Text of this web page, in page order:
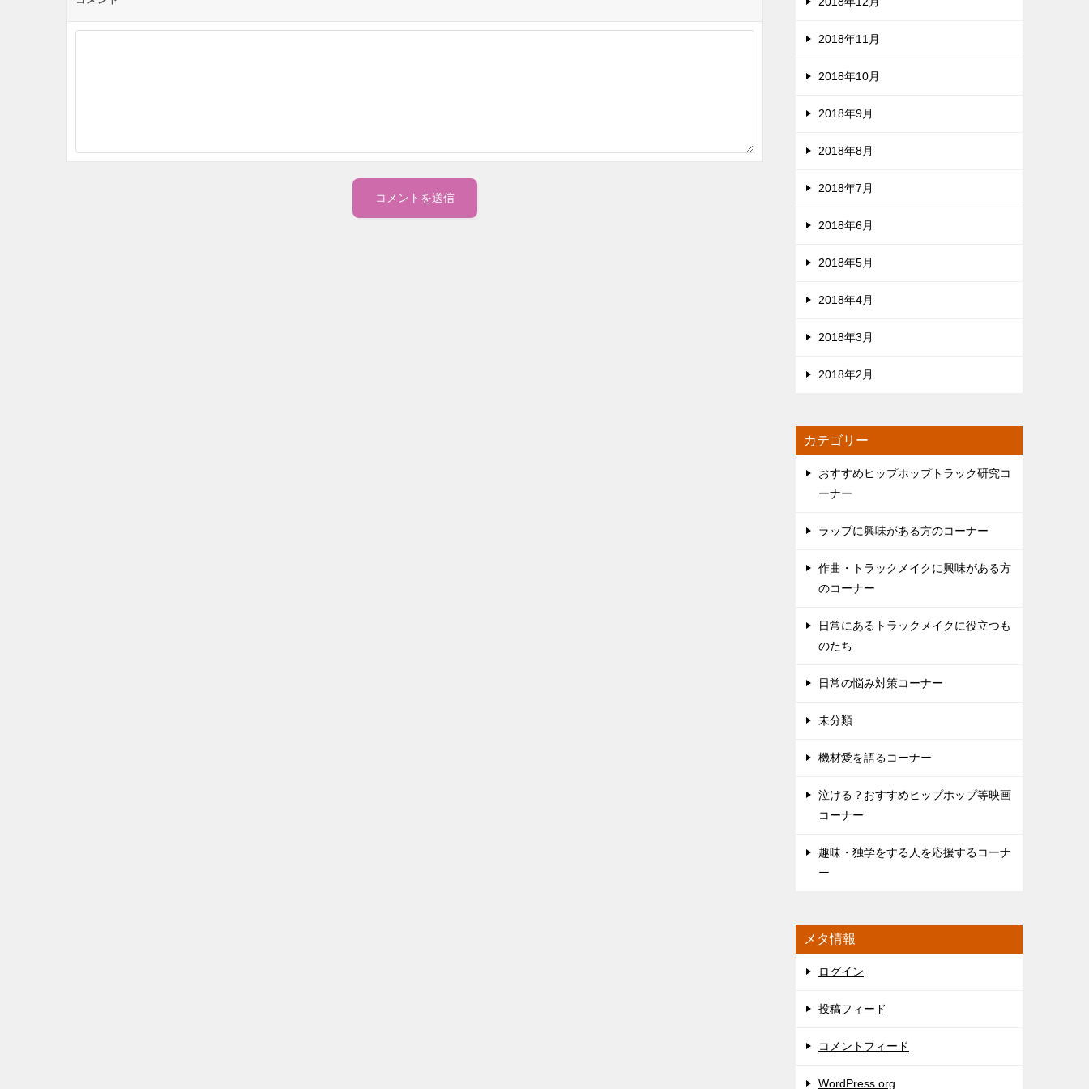
2018年11月
2018年10月
2018年9月
2018年8月
2018年7月
2018年6月
2018年5月
2018年4月
2018年3月
2018年2月
カテゴリー
おすすめヒップホップトラック研究コ
ーナー
ラップに興味がある方のコーナー
作曲・トラックメイクに興味がある方
のコーナー
日常にあるトラックメイクに役立つも
のたち
日常の悩み対策コーナー
未分類
機材愛を語るコーナー
泣ける？おすすめヒップホップ等映画
コーナー
趣味・独学をする人を応援するコーナ
ー
メタ情報
ログイン
投稿フィード
コメントフィード
WordPress.org